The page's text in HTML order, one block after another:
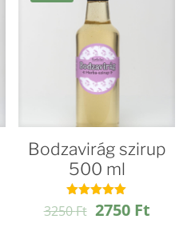
Bodzavirág szirup
500 ml
Értékelés:
4.92
3250Ft Original
2750 Ft